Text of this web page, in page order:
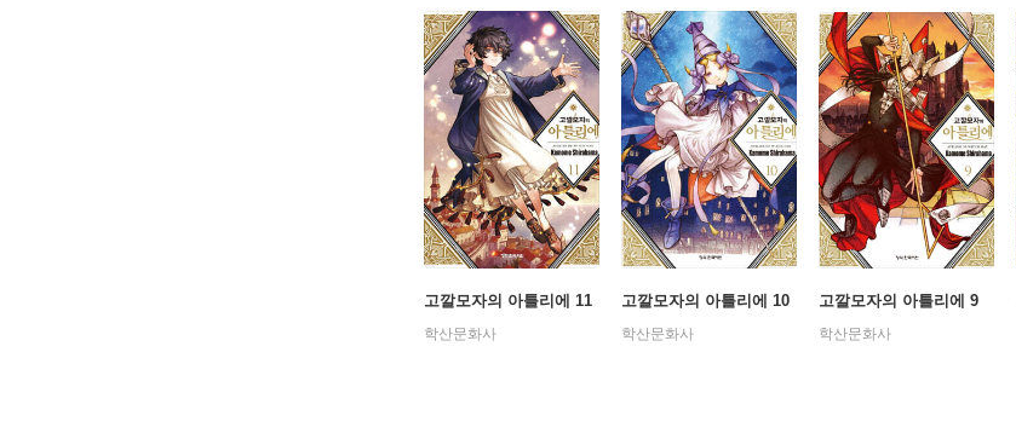
고깔모자의 아틀리에 11
학산문화사
고깔모자의 아틀리에 10
학산문화사
고깔모자의 아틀리에 9
학산문화사